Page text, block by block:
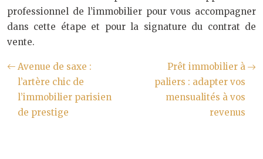
professionnel de l’immobilier pour vous accompagner
dans cette étape et pour la signature du contrat de
vente.
Avenue de saxe :
l’artère chic de
l’immobilier parisien
de prestige
Prêt immobilier à
paliers : adapter vos
mensualités à vos
revenus